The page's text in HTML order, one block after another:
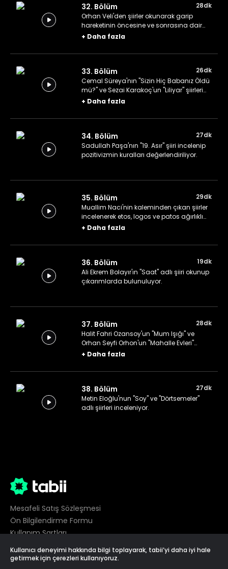
32. Bölüm
28dk
Orhan Veli'den şiirler okunarak garip
hareketinin öncesine ve sonrasına dair
değerlendirmeler yapılıyor.
+ Daha fazla
33. Bölüm
26dk
Cemal Süreya'nın "Sizin Hiç Babanız Öldü
mü?" ve Sezai Karakoç'un "Liliyar" şiirleri
üzerinden değerlendirmelerde
+ Daha fazla
34. Bölüm
27dk
Sadullah Paşa'nın "19. Asır" şiiri incelenip
pozitivizmin kuralları değerlendiriliyor.
35. Bölüm
29dk
Muallim Naci'nin kaleminden çıkan şiirler
incelenerek etos, logos ve patos ağırlıklı
eserler değerlendiriliyor.
+ Daha fazla
36. Bölüm
19dk
Ali Ekrem Bolayır'ın "Saat" adlı şiiri okunup
çıkarımlarda bulunuluyor.
37. Bölüm
28dk
Halit Fahri Ozansoy'un "Mum Işığı" ve
Orhan Seyfi Orhon'un "Mahalle Evleri"
şiirleri değerlendiriliyor.
+ Daha fazla
38. Bölüm
27dk
Metin Eloğlu'nun "Soy" ve "Dörtsemeler"
adlı şiirleri inceleniyor.
Mesafeli Satış Sözleşmesi
Ön Bilgilendirme Formu
Kullanım Şartları
Gizlilik
Çerez Tercihleri
Kullanıcı deneyimi hakkında bilgi toplayarak, tabii’yi daha iyi hale
getirmek için çerezleri kullanıyoruz.